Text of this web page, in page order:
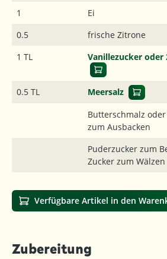
1
Ei
0.5
frische Zitrone
1 TL
Vanillezucker
0.5 TL
Meersalz
Butterschmalz
zum Ausbacken
Puderzucker zum
Zucker zum Wälzen
Verfügbare Artikel in den
Zubereitung